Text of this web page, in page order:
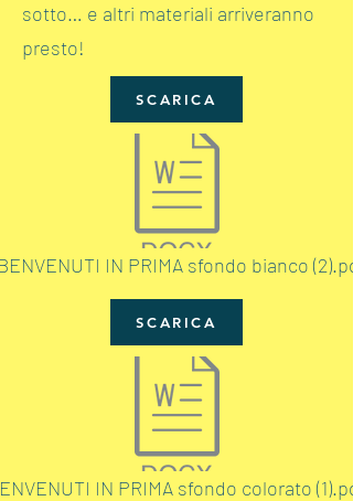
sotto… e altri materiali arriveranno
presto!
SCARICA
IN PRIMA sfondo bianco (2).pdf
SCARICA
IN PRIMA sfondo colorato (1).pdf